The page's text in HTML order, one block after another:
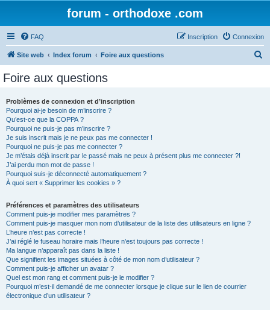
forum - orthodoxe .com
FAQ Connexion
Inscription
Site web Index forum Foire aux questions
Foire aux questions
Problèmes de connexion et d’inscription
Pourquoi ai-je besoin de m’inscrire ?
Qu’est-ce que la COPPA ?
Pourquoi ne puis-je pas m’inscrire ?
Je suis inscrit mais je ne peux pas me connecter !
Pourquoi ne puis-je pas me connecter ?
Je m’étais déjà inscrit par le passé mais ne peux à présent plus me connecter ?!
J’ai perdu mon mot de passe !
Pourquoi suis-je déconnecté automatiquement ?
À quoi sert « Supprimer les cookies » ?
Préférences et paramètres des utilisateurs
Comment puis-je modifier mes paramètres ?
Comment puis-je masquer mon nom d’utilisateur de la liste des utilisateurs en ligne ?
L’heure n’est pas correcte !
J’ai réglé le fuseau horaire mais l’heure n’est toujours pas correcte !
Ma langue n’apparaît pas dans la liste !
Que signifient les images situées à côté de mon nom d’utilisateur ?
Comment puis-je afficher un avatar ?
Quel est mon rang et comment puis-je le modifier ?
Pourquoi m’est-il demandé de me connecter lorsque je clique sur le lien de courrier
électronique d’un utilisateur ?